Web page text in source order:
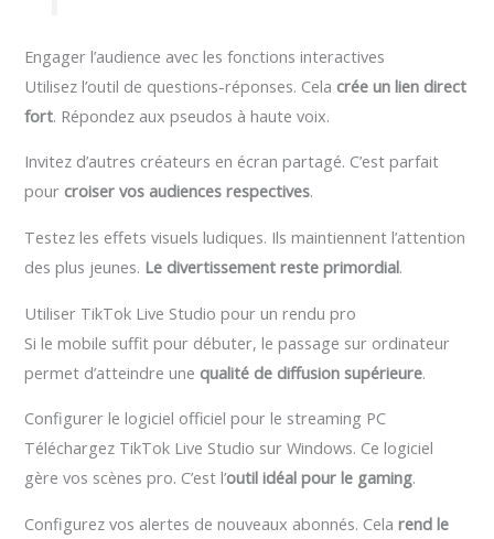
Engager l’audience avec les fonctions interactives
Utilisez l’outil de questions-réponses. Cela crée un lien direct
fort. Répondez aux pseudos à haute voix.
Invitez d’autres créateurs en écran partagé. C’est parfait
pour croiser vos audiences respectives.
Testez les effets visuels ludiques. Ils maintiennent l’attention
des plus jeunes. Le divertissement reste primordial.
Utiliser TikTok Live Studio pour un rendu pro
Si le mobile suffit pour débuter, le passage sur ordinateur
permet d’atteindre une qualité de diffusion supérieure.
Configurer le logiciel officiel pour le streaming PC
Téléchargez TikTok Live Studio sur Windows. Ce logiciel
gère vos scènes pro. C’est l’outil idéal pour le gaming.
Configurez vos alertes de nouveaux abonnés. Celarend le